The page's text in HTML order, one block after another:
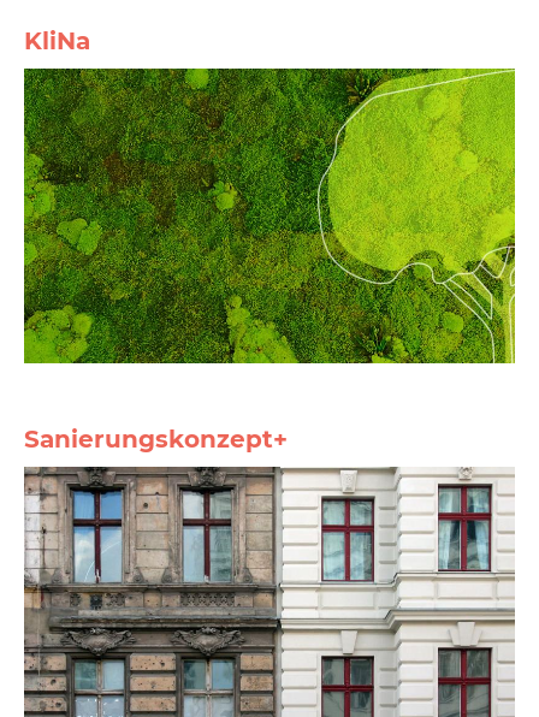
KliNa
Sanierungskonzept+